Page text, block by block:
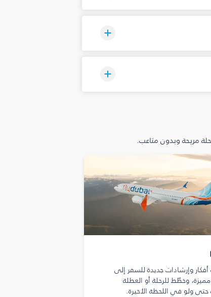
مريحة وبدون متاعب.
وإرشادات جديدة للسفر إلى
وخطّط للرحلة أو العطلة
حتى ولو في اللحظة الأخيرة.